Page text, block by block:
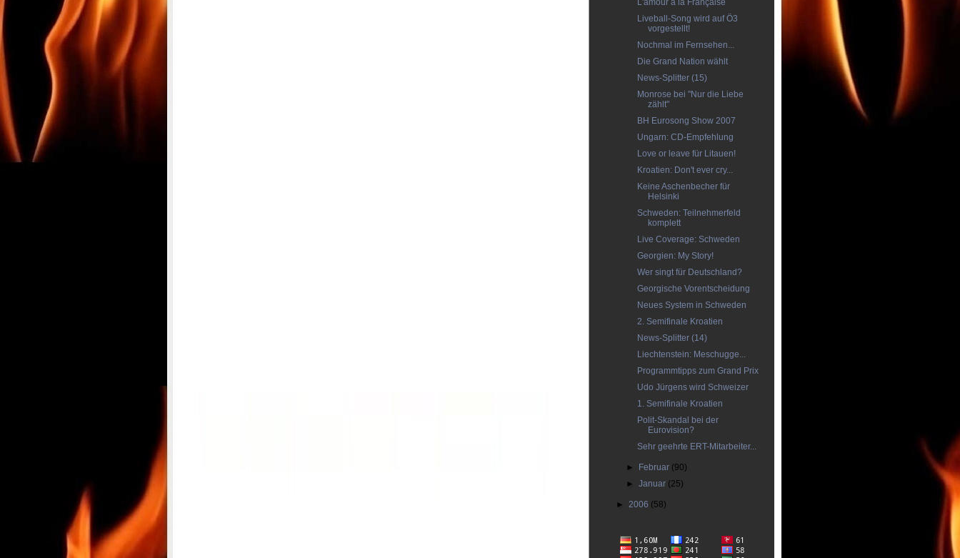
L'amour à la Française
Liveball-Song wird auf Ö3
vorgestellt!
Nochmal im Fernsehen...
Die Grand Nation wählt
News-Splitter (15)
Monrose bei "Nur die Liebe
zählt"
BH Eurosong Show 2007
Ungarn: CD-Empfehlung
Love or leave für Litauen!
Kroatien: Don't ever cry...
Keine Aschenbecher für
Helsinki
Schweden: Teilnehmerfeld
komplett
Live Coverage: Schweden
Georgien: My Story!
Wer singt für Deutschland?
Georgische Vorentscheidung
Neues System in Schweden
2. Semifinale Kroatien
News-Splitter (14)
Liechtenstein: Meschugge...
Programmtipps zum Grand Prix
Udo Jürgens wird Schweizer
1. Semifinale Kroatien
Polit-Skandal bei der
Eurovision?
Sehr geehrte ERT-Mitarbeiter...
► Februar (90)
►Januar (25)
► 2006 (58)